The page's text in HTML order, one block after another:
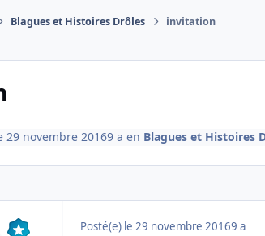
Blagues et Histoires Drôles invitation
29 novembre 20169 a en Blagues et Histoires
Posté(e) le 29 novembre 20169 a